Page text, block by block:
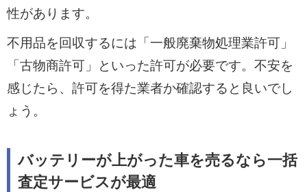
性があります。
不用品を回収するには「一般廃棄物処理業許可」
「古物商許可」といった許可が必要です。不安を
感じたら、許可を得た業者か確認すると良いでし
ょう。
バッテリーが上がった車を売るなら一括
査定サービスが最適